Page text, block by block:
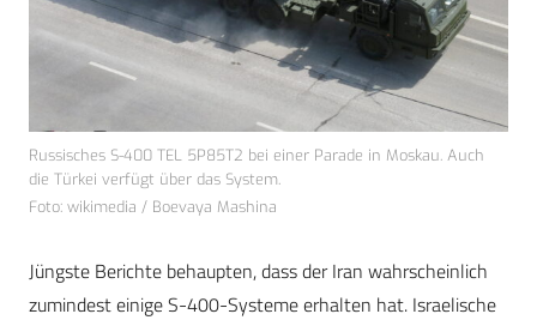
Russisches S-400 TEL 5P85T2 bei einer Parade in Moskau. Auch
die Türkei verfügt über das System.
Foto: wikimedia / Boevaya Mashina
Jüngste Berichte behaupten, dass der Iran wahrscheinlich
zumindest einige S-400-Systeme erhalten hat. Israelische